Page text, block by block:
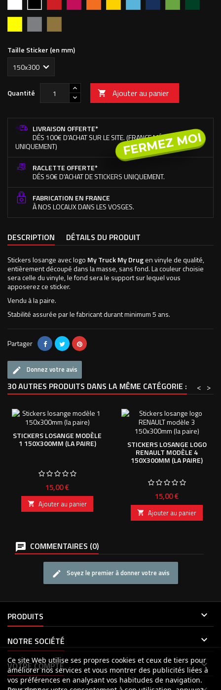
vif
clair
foncé pommeforêt
Fluo
Taille Sticker (en mm)
Quantité  Ajouter au panier
LIVRAISON OFFERTE*
DÉS 100€ D'ACHAT SUR LE SITE. (FRANCE MÉTROPOLITAINE
UNIQUEMENT)
RACLETTE OFFERTE*
DÉS 50€ D'ACHAT DE STICKERS UNIQUEMENT.
FABRICATION EN FRANCE
À NOS LOCAUX DANS LES VOSGES.
DESCRIPTION DÉTAILS DU PRODUIT
Stickers losange avec logo My Truck My Drugen vinyle de qualité,
entièrement découpé dans la masse, sans fond. La couleur choisie
sera celle du vinyle, le fond sera le support sur lequel vous
apposerez ce sticker.
Vendu à la paire.
Stabilité assurée par le fabricant durant minimum 5 ans.
Partager
Donnez votre avis
30 AUTRES PRODUITS DANS LA MÊME CATÉGORIE : >
<
STICKERS LOSANGE MODÈLE
1 150X300MM (LA PAIRE)
Prix
15,00 €
 Ajouter au panier
STICKERS LOSANGE LOGO
RENAULT MODÈLE 4
150X300MM (LA PAIRE)
Prix
15,00 €
 Ajouter au panier
COMMENTAIRES (0)
Soyez le premier à donner votre avis
PRODUITS 
NOTRE SOCIÉTÉ 
VOTRE COMPTE 
Ce site Web utilise ses propres cookies et ceux de tiers pour
améliorer nos services et vous montrer des publicités liées à
vos préférences en analysant vos habitudes de navigation.
FERMEZ MOI